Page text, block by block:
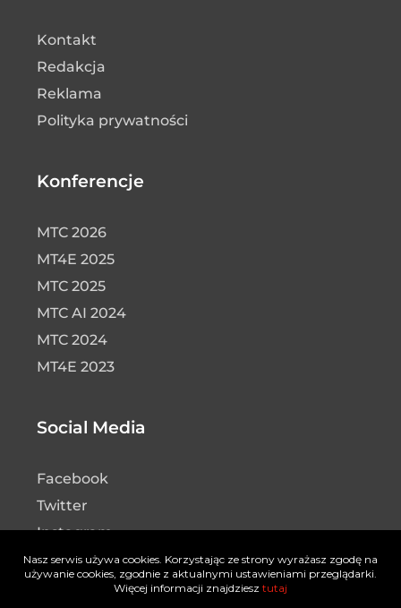
Kontakt
Redakcja
Reklama
Polityka prywatności
Konferencje
MTC 2026
MT4E 2025
MTC 2025
MTC AI 2024
MTC 2024
MT4E 2023
Social Media
Facebook
Twitter
Instagram
LinkedIn
Nasz serwis używa cookies. Korzystając ze strony wyrażasz zgodę na
używanie cookies, zgodnie z aktualnymi ustawieniami przeglądarki.
Więcej informacji znajdziesz tutaj